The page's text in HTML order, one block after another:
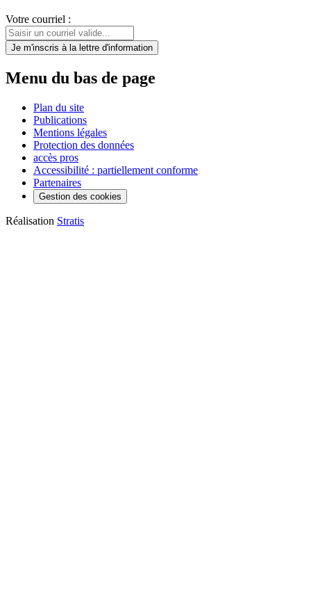
Votre courriel :
Je m'inscris à la lettre d'information
Menu du bas de page
Plan du site
Publications
Mentions légales
Protection des données
accès pros
Accessibilité : partiellement conforme
Partenaires
Gestion des cookies
Réalisation Stratis